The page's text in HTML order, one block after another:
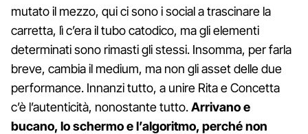
mutato il mezzo, qui ci sono i social a trascinare la
carretta, lì c’era il tubo catodico, ma gli elementi
determinati sono rimasti gli stessi. Insomma, per farla
breve, cambia il medium, ma non gli asset delle due
performance. Innanzi tutto, a unire Rita e Concetta
c’è l’autenticità, nonostante tutto.Arrivano e
bucano, lo schermo e l’algoritmo, perché non